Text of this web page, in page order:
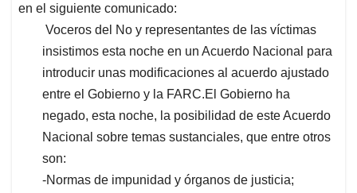
en el siguiente comunicado:
Voceros del No y representantes de las víctimas
insistimos esta noche en un Acuerdo Nacional para
introducir unas modificaciones al acuerdo ajustado
entre el Gobierno y la FARC.El Gobierno ha
negado, esta noche, la posibilidad de este Acuerdo
Nacional sobre temas sustanciales, que entre otros
son:
-Normas de impunidad y órganos de justicia;